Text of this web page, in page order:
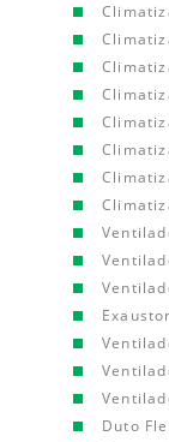
Duto